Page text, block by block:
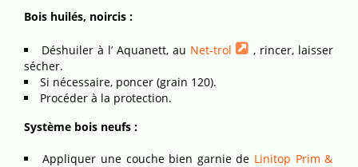
Bois huilés, noircis :
Déshuiler à l’ Aquanett, au Net-trol
, rincer, laisser
sécher.
Si nécessaire, poncer (grain 120).
Procéder à la protection.
Système bois neufs :
Appliquer une couche bien garnie de Linitop Prim &